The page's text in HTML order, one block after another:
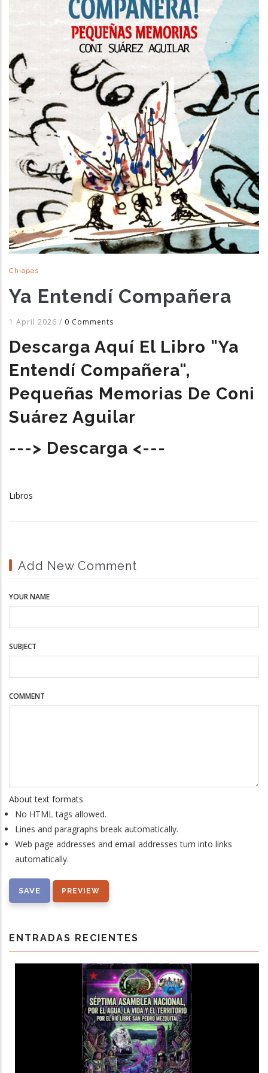
Chiapas
Ya Entendí Compañera
1 April 2026 / 0 Comments
Descarga Aquí El Libro "Ya
Entendí Compañera",
Pequeñas Memorias De Coni
Suárez Aguilar
---> Descarga <---
Libros
Add New Comment
YOUR NAME
SUBJECT
COMMENT
About text formats
No HTML tags allowed.
Lines and paragraphs break automatically.
Web page addresses and email addresses turn into links
automatically.
ENTRADAS RECIENTES